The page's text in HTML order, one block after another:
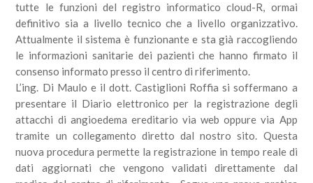
tutte le funzioni del registro informatico cloud-R, ormai
definitivo sia a livello tecnico che a livello organizzativo.
Attualmente il sistema è funzionante e sta già raccogliendo
le informazioni sanitarie dei pazienti che hanno firmato il
consenso informato presso il centro di riferimento.
L’ing. Di Maulo e il dott. Castiglioni Roffia si soffermano a
presentare il Diario elettronico per la registrazione degli
attacchi di angioedema ereditario via web oppure via App
tramite un collegamento diretto dal nostro sito. Questa
nuova procedura permette la registrazione in tempo reale di
dati aggiornati che vengono validati direttamente dal